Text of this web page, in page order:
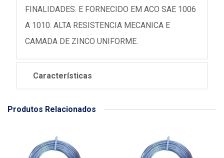
FINALIDADES. E FORNECIDO EM ACO SAE 1006
A 1010. ALTA RESISTENCIA MECANICA E
CAMADA DE ZINCO UNIFORME.
Características
Produtos Relacionados